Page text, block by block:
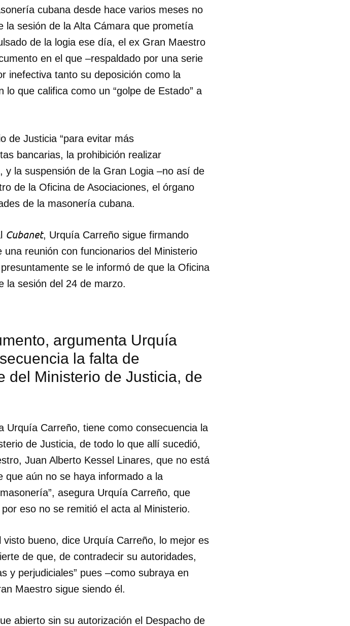
has de iniciar sesión con tu
cubana desde hace varios meses no
la sesión de la Alta Cámara que prometía
de la logia ese día, el ex Gran Maestro
en el que –respaldado por una serie
inefectiva tanto su deposición como la
que califica como un “golpe de Estado” a
de Justicia “para evitar más
bancarias, la prohibición realizar
la suspensión de la Gran Logia –no así de
de la Oficina de Asociaciones, el órgano
de la masonería cubana.
Cubanet, Urquía Carreño sigue firmando
reunión con funcionarios del Ministerio
se le informó de que la Oficina
la sesión del 24 de marzo.
argumenta Urquía
la falta de
del Ministerio de Justicia, de
Urquía Carreño, tiene como consecuencia la
de Justicia, de todo lo que allí sucedió,
Juan Alberto Kessel Linares, que no está
que aún no se haya informado a la
asegura Urquía Carreño, que
eso no se remitió el acta al Ministerio.
bueno, dice Urquía Carreño, lo mejor es
de que, de contradecir su autoridades,
y perjudiciales” pues –como subraya en
Maestro sigue siendo él.
abierto sin su autorización el Despacho de